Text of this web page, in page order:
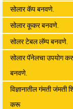
सोलार कॅप बनवणे.
सोलार कूकर बनवणे.
सोलर टेबल लॅम्प बनवणे.
सोलार पॅनेलचा उपयोग
बनवणे.
विज्ञानातील गंमती
करू